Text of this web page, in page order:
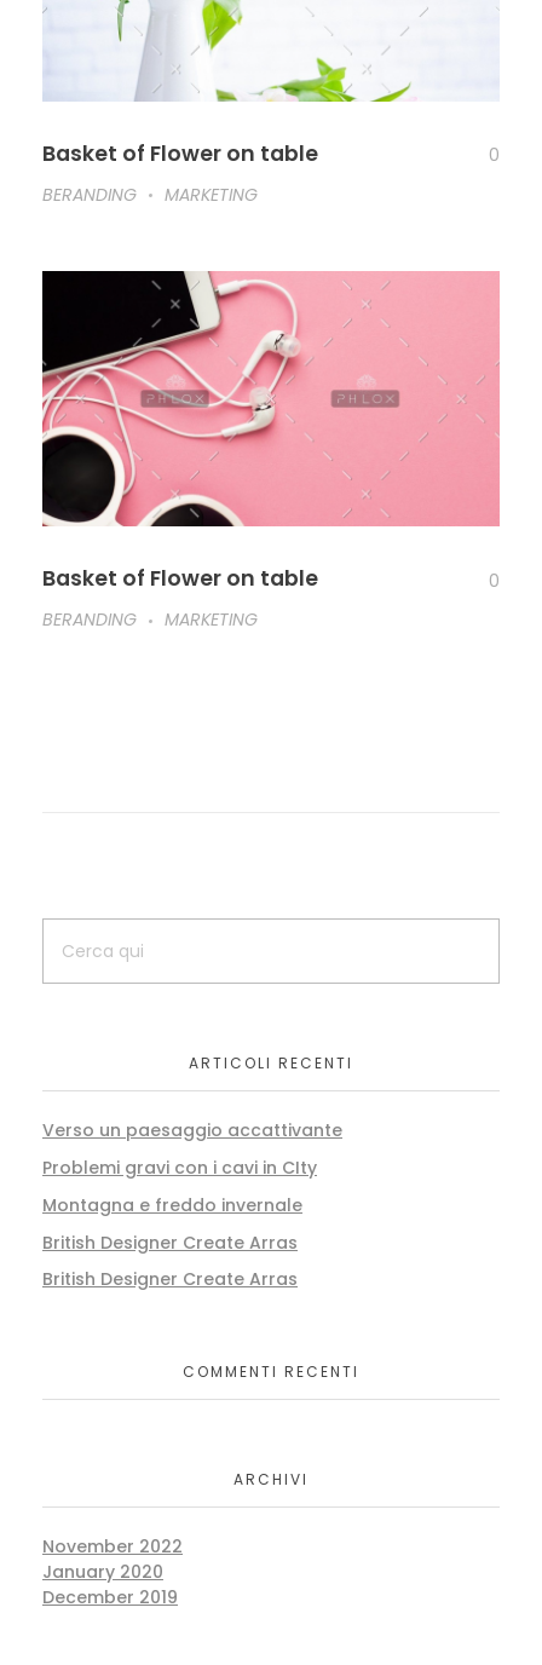
Basket of Flower on table
0
BERANDING
MARKETING
Basket of Flower on table
0
BERANDING
MARKETING
ARTICOLI RECENTI
Verso un paesaggio accattivante
Problemi gravi con i cavi in CIty
Montagna e freddo invernale
British Designer Create Arras
British Designer Create Arras
COMMENTI RECENTI
ARCHIVI
November 2022
January 2020
December 2019